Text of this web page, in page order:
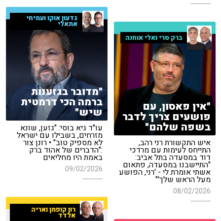
גדעון אוקו ועמיחי
אתאלי
"מדובר בגזענות
ברמה הכי דרמטית
שיש"
עו"ד גיא בוסי: "גזען, שונא
מזרחים, בשבילו עם ישראל
לא מספיק טוב" • רונן צור
:"הדברים של אהוד ברק
באמת היו מחליאים
09/02/2026
ברק סרי ואלי אוחנה
"אין פאסון, עם
פושעים צריך לדבר
בשפה שלהם"
איש התקשורת רני רהב,
התייחס לעימות עם מרדכי
דוד במסעדה בתל אביב:
"התיישבנו במסעדה, פתאום
אשתי אומרת לי - 'רני, הפושע
מעל הראש שלך'"
08/02/2026
רון קופמן ואריה
אלדד